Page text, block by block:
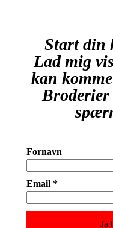
Start din
Lad mig
kan
Fornavn
Email *